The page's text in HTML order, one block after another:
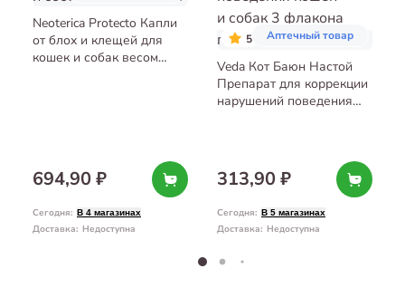
Neoterica Protecto Капли
от блох и клещей для
кошек и собак весом
694,90 ₽
Сегодня: В 4 магазинах
Доставка: Недоступна
5 Аптечный товар
Veda Кот Баюн Настой
Препарат для коррекции
нарушений поведения
313,90 ₽
Сегодня: В 5 магазинах
Доставка: Недоступна